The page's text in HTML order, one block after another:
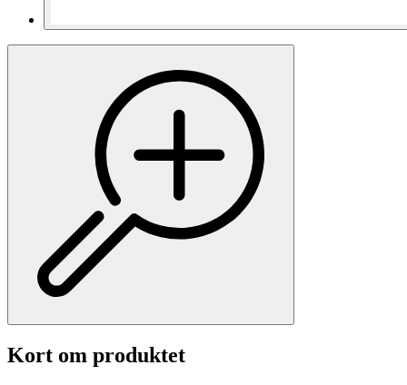
Kort om produktet